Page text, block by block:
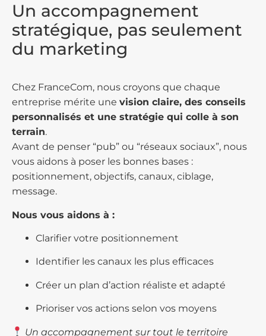
Un accompagnement
stratégique, pas seulement
du marketing
Chez FranceCom, nous croyons que chaque
entreprise mérite une vision claire, des conseils
personnalisés et une stratégie qui colle à son
terrain.
Avant de penser “pub” ou “réseaux sociaux”, nous
vous aidons à poser les bonnes bases :
positionnement, objectifs, canaux, ciblage,
message.
Nous vous aidons à :
Clarifier votre positionnement
Identifier les canaux les plus efficaces
Créer un plan d’action réaliste et adapté
Prioriser vos actions selon vos moyens
Un accompagnement sur tout le territoire